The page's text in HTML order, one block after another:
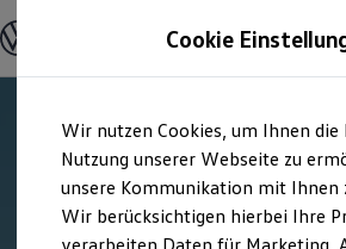
Hauptinhalt
springen
Footer
springen
Offene Stellen entdecken
Einstiegsmöglichkeiten
Schüler
Schülerpraktikum
Schüler Ferienjobs
Einstiegsqualifizierung
Studenten
Praktikum
Abschlussarbeit
Cookie
Wir nutzen Cookies, um Ihnen die
Nutzung unserer Webseite zu
unsere Kommunikation mit Ihnen
Wir berücksichtigen hierbei Ihre
verarbeiten Daten für Marketing,